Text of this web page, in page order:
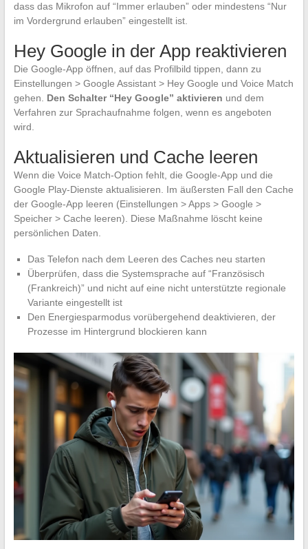
dass das Mikrofon auf “Immer erlauben” oder mindestens “Nur
im Vordergrund erlauben” eingestellt ist.
Hey Google in der App reaktivieren
Die Google-App öffnen, auf das Profilbild tippen, dann zu
Einstellungen > Google Assistant > Hey Google und Voice Match
gehen. Den Schalter “Hey Google” aktivieren und dem
Verfahren zur Sprachaufnahme folgen, wenn es angeboten
wird.
Aktualisieren und Cache leeren
Wenn die Voice Match-Option fehlt, die Google-App und die
Google Play-Dienste aktualisieren. Im äußersten Fall den Cache
der Google-App leeren (Einstellungen > Apps > Google >
Speicher > Cache leeren). Diese Maßnahme löscht keine
persönlichen Daten.
Das Telefon nach dem Leeren des Caches neu starten
Überprüfen, dass die Systemsprache auf “Französisch
(Frankreich)” und nicht auf eine nicht unterstützte regionale
Variante eingestellt ist
Den Energiesparmodus vorübergehend deaktivieren, der
Prozesse im Hintergrund blockieren kann